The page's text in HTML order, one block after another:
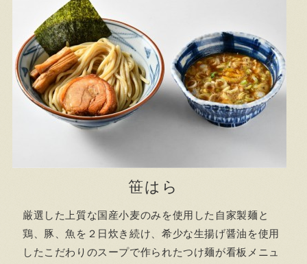
笹はら
厳選した上質な国産小麦のみを使用した自家製麺と
鶏、豚、魚を２日炊き続け、希少な生揚げ醤油を使用
したこだわりのスープで作られたつけ麺が看板メニュ